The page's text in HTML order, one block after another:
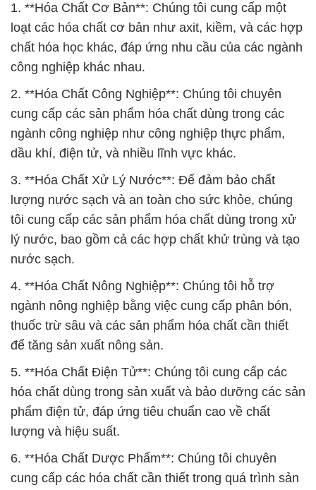
1. **Hóa Chất Cơ Bản**: Chúng tôi cung cấp một
loạt các hóa chất cơ bản như axit, kiềm, và các hợp
chất hóa học khác, đáp ứng nhu cầu của các ngành
công nghiệp khác nhau.
2. **Hóa Chất Công Nghiệp**: Chúng tôi chuyên
cung cấp các sản phẩm hóa chất dùng trong các
ngành công nghiệp như công nghiệp thực phẩm,
dầu khí, điện tử, và nhiều lĩnh vực khác.
3. **Hóa Chất Xử Lý Nước**: Để đảm bảo chất
lượng nước sạch và an toàn cho sức khỏe, chúng
tôi cung cấp các sản phẩm hóa chất dùng trong xử
lý nước, bao gồm cả các hợp chất khử trùng và tạo
nước sạch.
4. **Hóa Chất Nông Nghiệp**: Chúng tôi hỗ trợ
ngành nông nghiệp bằng việc cung cấp phân bón,
thuốc trừ sâu và các sản phẩm hóa chất cần thiết
để tăng sản xuất nông sản.
5. **Hóa Chất Điện Tử**: Chúng tôi cung cấp các
hóa chất dùng trong sản xuất và bảo dưỡng các sản
phẩm điện tử, đáp ứng tiêu chuẩn cao về chất
lượng và hiệu suất.
6. **Hóa Chất Dược Phẩm**: Chúng tôi chuyên
cung cấp các hóa chất cần thiết trong quá trình sản